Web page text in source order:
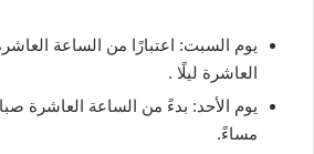
يوم السبت: اعتبارًا من الساعة
العاشرة ليلًا .
يوم الأحد: بدءً من الساعة العاشرة
مساءً.